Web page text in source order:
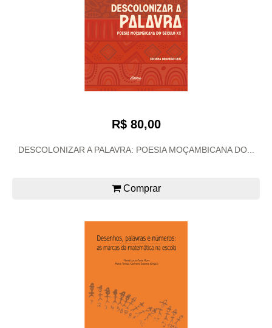
R$ 80,00
DESCOLONIZAR A PALAVRA: POESIA MOÇAMBICANA DO...
Comprar